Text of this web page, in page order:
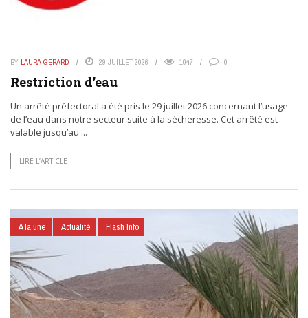
BY LAURA GERARD 29 JUILLET 2026 1047 0
Restriction d’eau
Un arrêté préfectoral a été pris le 29 juillet 2026 concernant l’usage
de l’eau dans notre secteur suite à la sécheresse. Cet arrêté est
valable jusqu’au ...
LIRE L’ARTICLE
A la une Actualité Flash Info